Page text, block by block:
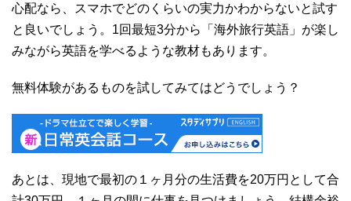
心配なら、スマホでどのくらいの実力かわからないと試す
と良いでしょう。1回最短3分から「海外旅行英語」が楽し
みながら英語を学べるような教材もあります。
無料体験があるものを試してみてはどうでしょう？
あとは、現地で最初の１ヶ月分の生活費を20万円として合